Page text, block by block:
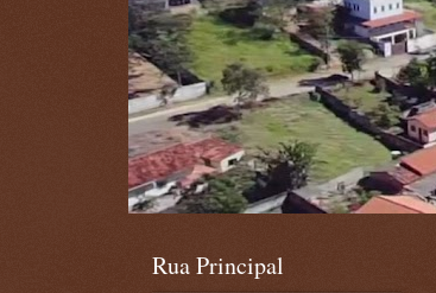
Rua Principal